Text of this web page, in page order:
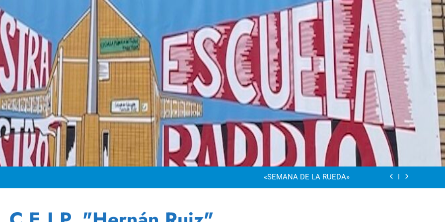
“Visibles Sí”
Dia De La Familia
«SEMANA DE LA RUEDA»